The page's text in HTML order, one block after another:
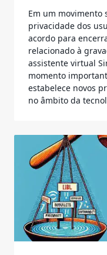
Em um movimento
privacidade dos
acordo para
relacionado à
assistente virtual
momento
estabelece novos
no âmbito da